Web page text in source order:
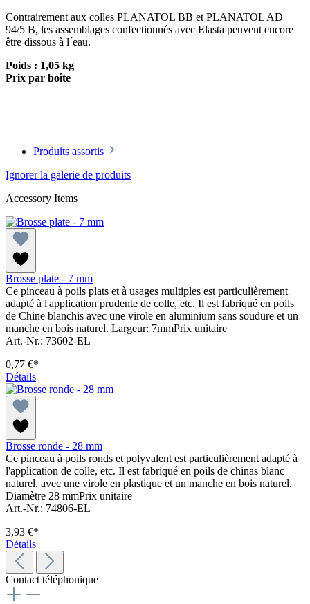
Contrairement aux colles PLANATOL BB et PLANATOL AD
94/5 B, les assemblages confectionnés avec Elasta peuvent encore
être dissous à l´eau.
Poids : 1,05 kg
Prix par boîte
Produits assortis
Ignorer la galerie de produits
Accessory Items
Brosse plate - 7 mm
Ce pinceau à poils plats et à usages multiples est particulièrement
adapté à l'application prudente de colle, etc. Il est fabriqué en poils
de Chine blanchis avec une virole en aluminium sans soudure et un
manche en bois naturel. Largeur: 7mmPrix unitaire
Art.-Nr.: 73602-EL
0,77 €*
Détails
Brosse ronde - 28 mm
Ce pinceau à poils ronds et polyvalent est particulièrement adapté à
l'application de colle, etc. Il est fabriqué en poils de chinas blanc
naturel, avec une virole en plastique et un manche en bois naturel.
Diamètre 28 mmPrix unitaire
Art.-Nr.: 74806-EL
3,93 €*
Détails
Contact téléphonique